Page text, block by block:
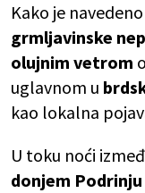
Kako je
grmljavinske
olujnim vetrom
uglavnom u
kao lokalna
U toku noći
donjem Podrinju